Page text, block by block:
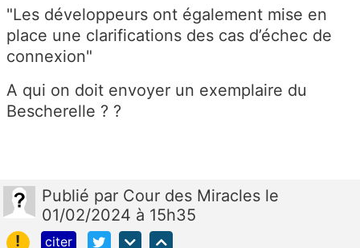
"Les développeurs ont également mise en
place une clarifications des cas d’échec de
connexion"
A qui on doit envoyer un exemplaire du
Bescherelle ? ?
Publié par Cour des Miracles le
01/02/2024 à 15h35
!
citer